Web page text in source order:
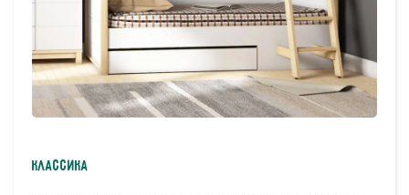
Классика